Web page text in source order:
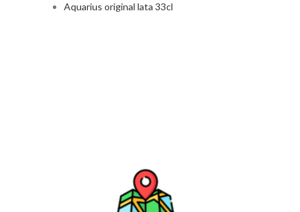
Aquarius original lata 33cl